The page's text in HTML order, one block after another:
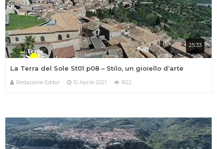
25:33
La Terra del Sole St01 p08 – Stilo, un gioiello d’arte
Redazione Editor 10 Aprile 2021 1622